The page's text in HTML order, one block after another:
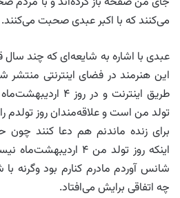
می‌کنند که با اکبر عبدی صحبت می‌کنند.
عبدی با اشاره به شایعه‌‌ای که چند
این هنرمند در فضای اینترنتی منتشر
طریق اینترنت و در
تولد من است و علاقه‌مندان روز تولدم
برای زنده ماندنم هم دعا کنند
اینکه روز تولد من ۴
شانس آوردم مادرم کنارم بود وگرنه
چه اتفاقی برایش می‌افتاد.